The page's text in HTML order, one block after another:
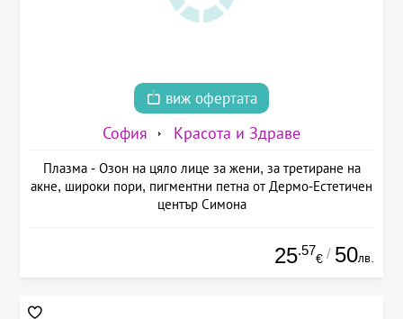
виж офертата
София Красота и Здраве
Плазма - Озон на цяло лице за жени, за третиране на
акне, широки пори, пигментни петна от Дермо-Естетичен
център Симона
25.57
€ / 50лв.